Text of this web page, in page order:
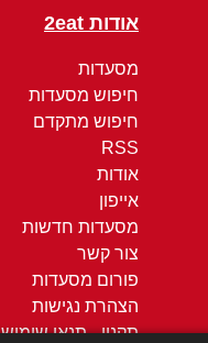
אודות 2eat
מסעדות
חיפוש מסעדות
חיפוש מתקדם
RSS
אודות
אייפון
מסעדות חדשות
צור קשר
פורום מסעדות
הצהרת נגישות
תקנון - תנאי שימוש